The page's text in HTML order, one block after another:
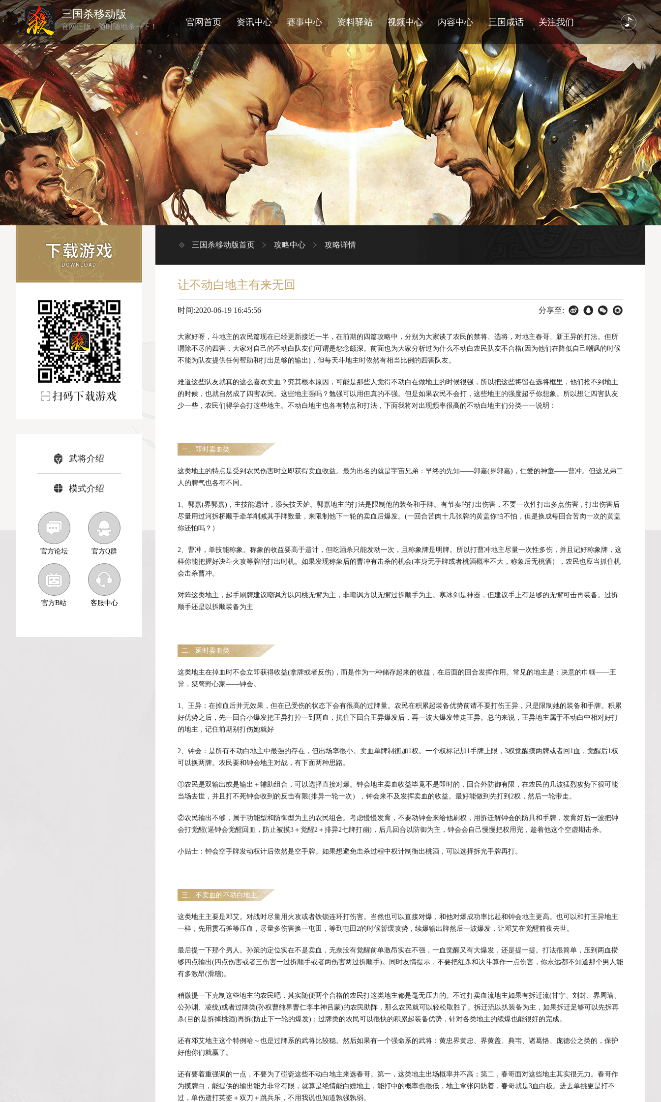
三国杀移动版
官网正版，随时随地杀一下！ 官网首页 资讯中心 赛事中心 资料驿站 视频中心 内容中心 三国咸话 关注我们
武将介绍
模式介绍
官方论坛 官方Q群
官方B站 客服中心
三国杀移动版首页 攻略中心 攻略详情
让不动白地主有来无回
时间:2020-06-19 16:45:56 分享至:
大家好呀，斗地主的农民篇现在已经更新接近一半，在前期的四篇攻略中，分别为大家谈了农民的禁将、选将，对地主春哥、新王异的打法。但所
谓除不尽的四害，大家对自己的不动白队友们可谓是怨念颇深。前面也为大家分析过为什么不动白农民队友不合格(因为他们在降低自己嘲讽的时候
不能为队友提供任何帮助和打出足够的输出)，但每天斗地主时依然有相当比例的四害队友。
难道这些队友就真的这么喜欢卖血？究其根本原因，可能是那些人觉得不动白在做地主的时候很强，所以把这些将留在选将框里，他们抢不到地主
的时候，也就自然成了四害农民。这些地主强吗？勉强可以用但真的不强。但是如果农民不会打，这些地主的强度超乎你想象。所以想让四害队友
少一些，农民们得学会打这些地主。不动白地主也各有特点和打法，下面我将对出现频率很高的不动白地主们分类一一说明：
一、即时卖血类
这类地主的特点是受到农民伤害时立即获得卖血收益。最为出名的就是宇宙兄弟：早终的先知——郭嘉(界郭嘉)，仁爱的神童——曹冲。但这兄弟二
人的脾气也各有不同。
1、郭嘉(界郭嘉)，主技能遗计，添头技天妒。郭嘉地主的打法是限制他的装备和手牌。有节奏的打出伤害，不要一次性打出多点伤害，打出伤害后
尽量用过河拆桥顺手牵羊削减其手牌数量，来限制他下一轮的卖血后爆发。(一回合苦肉十几张牌的黄盖你怕不怕，但是换成每回合苦肉一次的黄盖
你还怕吗？）
2、曹冲，单技能称象。称象的收益要高于遗计，但吃酒杀只能发动一次，且称象牌是明牌。所以打曹冲地主尽量一次性多伤，并且记好称象牌，这
样你能把握好决斗火攻等牌的打出时机。如果发现称象后的曹冲有击杀的机会(本身无手牌或者桃酒概率不大，称象后无桃酒），农民也应当抓住机
会击杀曹冲。
对阵这类地主，起手刷牌建议嘲讽方以闪桃无懈为主，非嘲讽方以无懈过拆顺手为主。寒冰剑是神器，但建议手上有足够的无懈可击再装备。过拆
顺手还是以拆顺装备为主
二、延时卖血类
这类地主在掉血时不会立即获得收益(拿牌或者反伤)，而是作为一种储存起来的收益，在后面的回合发挥作用。常见的地主是：决意的巾帼——王
异，桀骜野心家——钟会。
1、王异：在掉血后并无效果，但在已受伤的状态下会有很高的过牌量。农民在积累起装备优势前请不要打伤王异，只是限制她的装备和手牌。积累
好优势之后，先一回合小爆发把王异打掉一到两血，抗住下回合王异爆发后，再一波大爆发带走王异。总的来说，王异地主属于不动白中相对好打
的地主，记住前期别打伤她就好
2、钟会：是所有不动白地主中最强的存在，但出场率很小。卖血单牌制衡加1权。一个权标记加1手牌上限，3权觉醒摸两牌或者回1血，觉醒后1权
可以换两牌。农民要和钟会地主对战，有下面两种思路。
①农民是双输出或是输出＋辅助组合，可以选择直接对爆。钟会地主卖血收益毕竟不是即时的，回合外防御有限，在农民的几波猛烈攻势下很可能
当场去世，并且打不死钟会收到的反击有限(排异一轮一次），钟会来不及发挥卖血的收益。最好能做到先打到2权，然后一轮带走。
②农民输出不够，属于功能型和防御型为主的农民组合。考虑慢慢发育，不要动钟会来给他刷权，用拆迁解钟会的防具和手牌，发育好后一波把钟
会打觉醒(逼钟会觉醒回血，防止被摸3＋觉醒2＋排异2七牌打崩)，后几回合以防御为主，钟会会自己慢慢把权用完，趁着他这个空虚期击杀。
小贴士：钟会空手牌发动权计后依然是空手牌。如果想避免击杀过程中权计制衡出桃酒，可以选择拆光手牌再打。
三、不卖血的不动白地主
这类地主主要是邓艾。对战时尽量用火攻或者铁锁连环打伤害。当然也可以直接对爆，和他对爆成功率比起和钟会地主更高。也可以和打王异地主
一样，先用贯石斧等压血，尽量多伤害换一屯田，等到屯田2的时候暂缓攻势，续爆输出牌然后一波爆发，让邓艾在觉醒前夜去世。
最后提一下那个男人。孙策的定位实在不是卖血，无奈没有觉醒前单激昂实在不强，一血觉醒又有大爆发，还是提一提。打法很简单，压到两血攒
够四点输出(四点伤害或者三伤害一过拆顺手或者两伤害两过拆顺手)。同时友情提示，不要把红杀和决斗算作一点伤害，你永远都不知道那个男人能
有多激昂(滑稽)。
稍微提一下克制这些地主的农民吧，其实随便两个合格的农民打这类地主都是毫无压力的。不过打卖血流地主如果有拆迁流(甘宁、刘封、界周瑜、
公孙渊、凌统)或者过牌类(孙权曹纯界曹仁李丰神吕蒙)的农民助阵，那么农民就可以轻松取胜了。拆迁流以扒装备为主，如果拆迁足够可以先拆再
杀(目的是拆掉桃酒)再拆(防止下一轮的爆发)；过牌类的农民可以很快的积累起装备优势，针对各类地主的续爆也能很好的完成。
还有邓艾地主这个特例哈～也是过牌系的武将比较稳。然后如果有一个强命系的武将：黄忠界黄忠、界黄盖、典韦、诸葛恪、庞德公之类的，保护
好他你们就赢了。
还有要着重强调的一点，不要为了碰瓷这些不动白地主来选春哥。第一，这类地主出场概率并不高；第二，春哥面对这些地主其实很无力。春哥作
为摸牌白，能提供的输出能力非常有限，就算是绝情能白嫖地主，能打中的概率也很低，地主拿张闪防着，春哥就是3血白板。进去单挑更是打不
过，单伤逝打英姿＋双刀＋跳兵乐，不用我说也知道孰强孰弱。